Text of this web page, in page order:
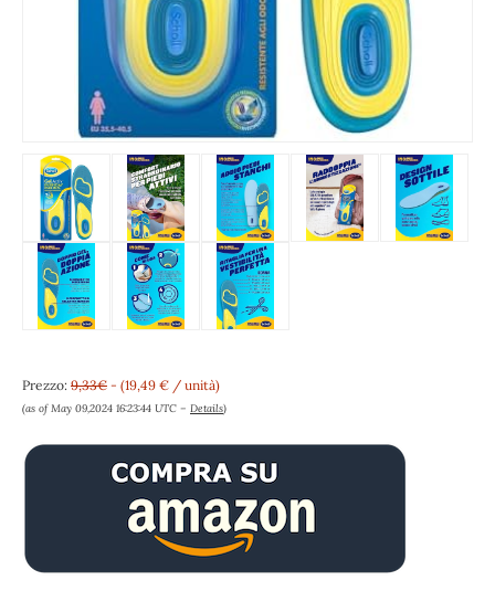
Prezzo: 9,33€ - (19,49 € / unità)
(as of May 09,2024 16:23:44 UTC – Details)